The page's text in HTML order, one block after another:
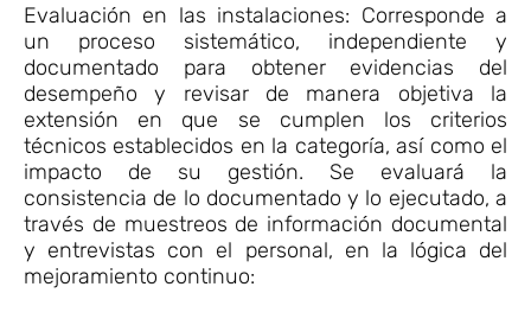
Evaluación en las instalaciones: Corresponde a
un proceso sistemático, independiente y
documentado para obtener evidencias del
desempeño y revisar de manera objetiva la
extensión en que se cumplen los criterios
técnicos establecidos en la categoría, así como el
impacto de su gestión. Se evaluará la
consistencia de lo documentado y lo ejecutado, a
través de muestreos de información documental
y entrevistas con el personal, en la lógica del
mejoramiento continuo: